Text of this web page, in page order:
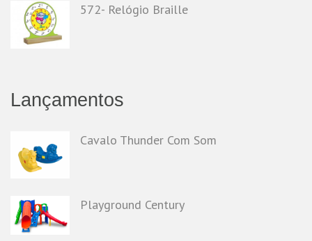
572- Relógio Braille
Lançamentos
Cavalo Thunder Com Som
Playground Century